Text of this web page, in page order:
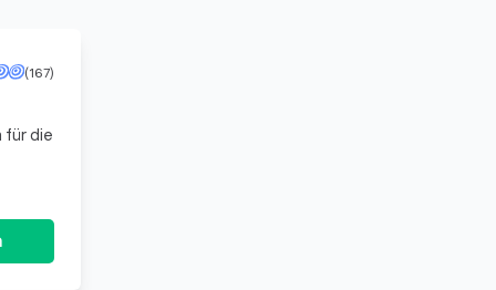
(167)
für die